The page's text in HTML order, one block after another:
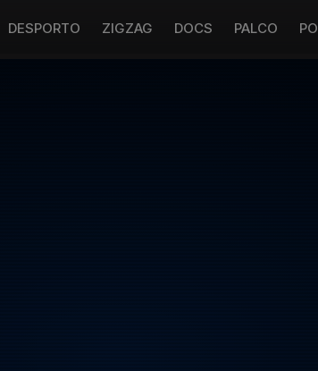
DESPORTO ZIGZAG DOCS PALCO